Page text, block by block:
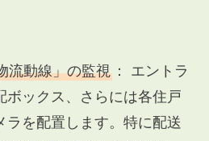
流動線」の監視： エントラ
ボックス、さらには各住戸
ラを配置します。特に配送